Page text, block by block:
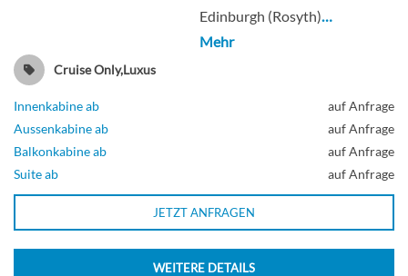
Edinburgh (Rosyth)…
Mehr
Cruise Only,Luxus
Innenkabine ab
auf Anfrage
Aussenkabine ab
auf Anfrage
Balkonkabine ab
auf Anfrage
Suite ab
auf Anfrage
JETZT ANFRAGEN
WEITERE DETAILS